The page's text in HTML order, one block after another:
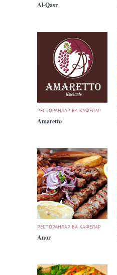
Al-Qasr
РЕСТОРАНЛАР ВА КАФЕЛАР
Amaretto
РЕСТОРАНЛАР ВА КАФЕЛАР
Anor